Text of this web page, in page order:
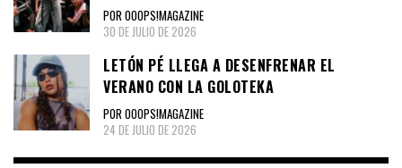
POR OOOPS!MAGAZINE
30 DE JULIO DE 2026
LETÓN PÉ LLEGA A DESENFRENAR EL
VERANO CON LA GOLOTEKA
POR OOOPS!MAGAZINE
24 DE JULIO DE 2026